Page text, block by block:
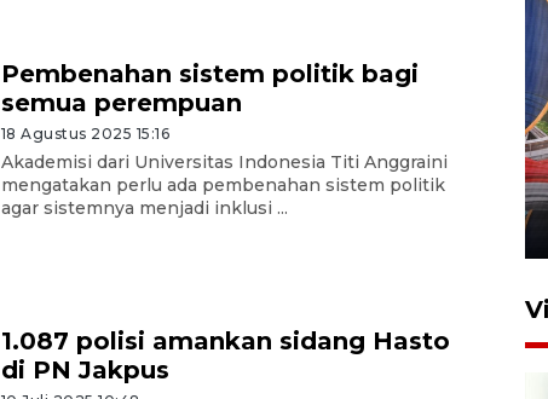
Pembenahan sistem politik bagi
semua perempuan
18 Agustus 2025 15:16
Akademisi dari Universitas Indonesia Titi Anggraini
mengatakan perlu ada pembenahan sistem politik
agar sistemnya menjadi inklusi ...
1.087 polisi amankan sidang Hasto
di PN Jakpus
Komisi V DPR tinjau
perlintasan sebidang di
Stasiun Bogor